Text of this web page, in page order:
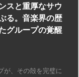
スと重厚なサウ
る。音楽界の歴
グループの覚醒
が、その殻を完璧に